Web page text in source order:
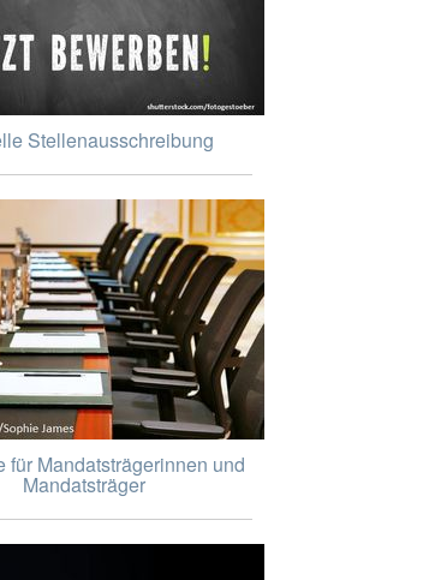
Stellenausschreibung
für Mandatsträgerinnen und
Mandatsträger